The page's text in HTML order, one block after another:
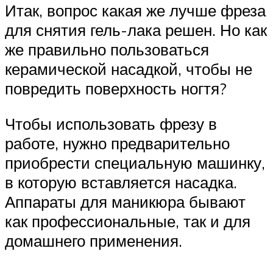
Итак, вопрос какая же лучше фреза
для снятия гель-лака решен. Но как
же правильно пользоваться
керамической насадкой, чтобы не
повредить поверхность ногтя?
Чтобы использовать фрезу в
работе, нужно предварительно
приобрести специальную машинку,
в которую вставляется насадка.
Аппараты для маникюра бывают
как профессиональные, так и для
домашнего применения.